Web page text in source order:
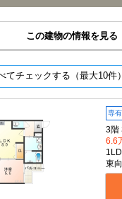
この建物の情報を見る
てチェックする（最大10件）
専
3階
6.6
東